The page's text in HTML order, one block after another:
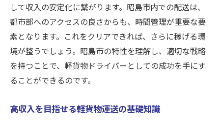
昭島市での研修プログラムの活用法
研修を経て高収入を実現するための道筋
昭島市での夢の高収入を実現するためのステッ
プガイド
夢の高収入を実現するための具体的なステ
昭島市で成功するための戦略的行動計画
して収入の安定化に繋がります。昭島市内での配送は、
都市部へのアクセスの良さからも、時間管理が重要な要
素となります。これをクリアできれば、さらに稼げる環
境が整うでしょう。昭島市の特性を理解し、適切な戦略
を持つことで、軽貨物ドライバーとしての成功を手にす
ることができるのです。
高収入を目指せる軽貨物運送の基礎知識